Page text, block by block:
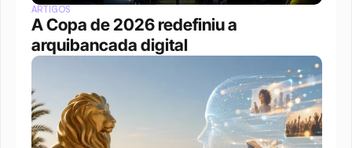
ARTIGOS
A Copa de 2026 redefiniu a
arquibancada digital